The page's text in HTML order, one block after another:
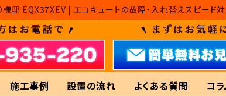
邸 EQX37XEV | エコキュートの故障・入れ替えスピード対
施工事例 設置の流れ よくある質問 コ